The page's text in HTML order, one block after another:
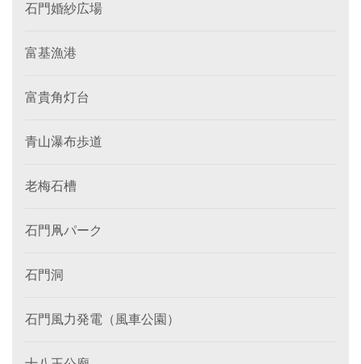
石門婚紗広場
富基漁港
富貴角灯台
青山瀑布歩道
老梅石槽
石門凧パーク
石門洞
石門風力発電（風車公園）